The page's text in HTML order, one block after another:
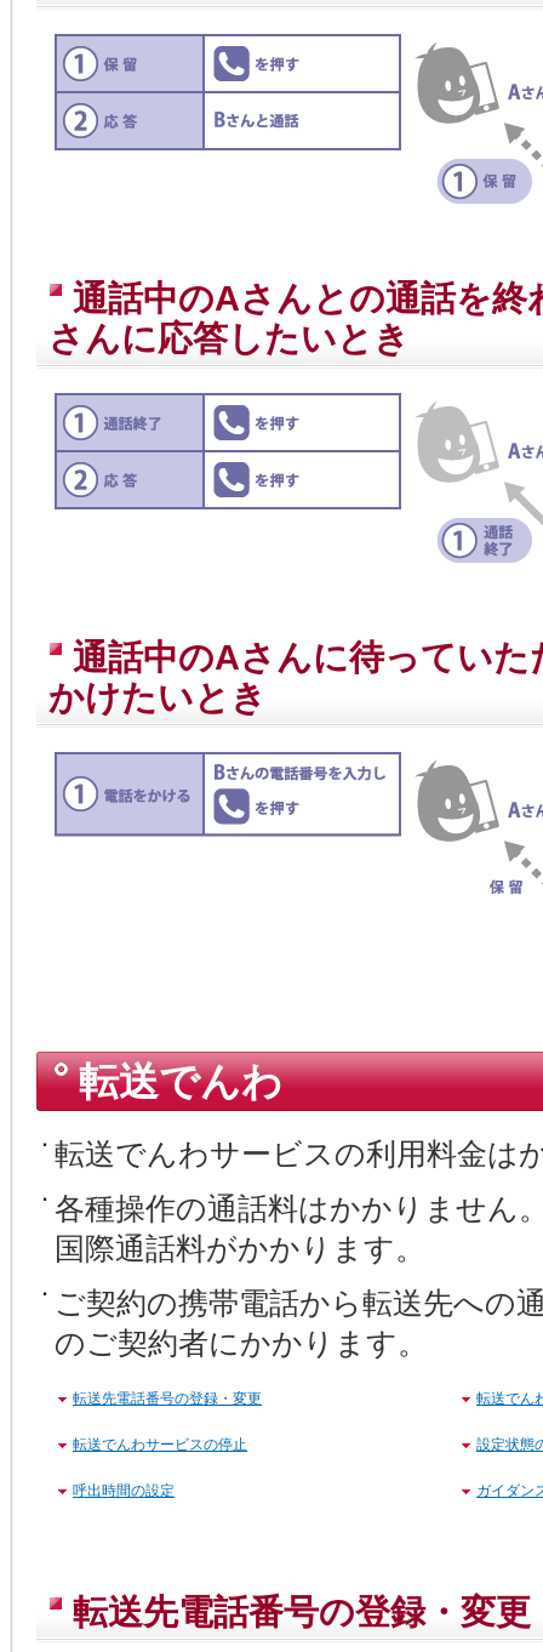
通話中のAさんとの通話を
さんに応答したいとき
通話中のAさんに待ってい
かけたいとき
転送でんわ
転送でんわサービスの利用料金は
各種操作の通話料はかかりません
国際通話料がかかります。
ご契約の携帯電話から転送先への
のご契約者にかかります。
転送先電話番号の登録・変更 転送でん
転送でんわサービスの停止 設定状態
呼出時間の設定 ガイダン
転送先電話番号の登録・変更